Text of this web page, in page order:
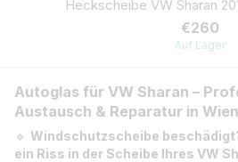
Heckscheibe VW Sharan
€260
Auf Lager
Autoglas für VW Sharan –
Austausch & Reparatur in Wien
🔹 Windschutzscheibe
ein Riss in der Scheibe Ihres VW